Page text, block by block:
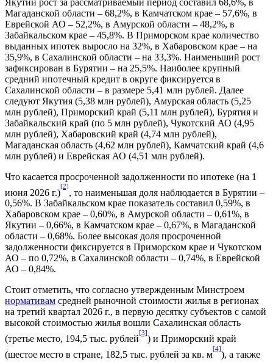
Магаданской области – 68,2%, в Камчатском крае – 57,6%, в
Еврейской АО – 52,2%, в Амурской области – 48,2%, в
Забайкальском крае – 45,8%. В Приморском крае количество
выданных ипотек выросло на 32%, в Хабаровском крае – на
35,9%, в Сахалинской области – на 33,3%. Наименьший рост
зафиксирован в Бурятии – на 25,5%. Наиболее крупный
средний ипотечный кредит в округе фиксируется в
Сахалинской области – в размере 5,41 млн рублей. Далее
следуют Якутия (5,38 млн рублей), Амурская область (5,25
млн рублей), Приморский край (5,11 млн рублей), Бурятия и
Забайкальский край (по 5 млн рублей), Чукотский АО (4,95
млн рублей), Хабаровский край (4,74 млн рублей),
Магаданская область (4,62 млн рублей), Камчатский край (4,6
млн рублей) и Еврейская АО (4,51 млн рублей).
Что касается просроченной задолженности по ипотеке (на 1
июня 2026 г.)
[2]
, то наименьшая доля наблюдается в Бурятии –
0,56%. В Забайкальском крае показатель составил 0,59%, в
Хабаровском крае – 0,60%, в Амурской области – 0,61%, в
Якутии – 0,66%, в Камчатском крае – 0,67%, в Магаданской
области – 0,68%. Более высокая доля просроченной
задолженности фиксируется в Приморском крае и Чукотском
АО – по 0,72%, в Сахалинской области – 0,74%, в Еврейской
АО – 0,84%.
Стоит отметить, что согласно утвержденным Минстроем
нормативам средней рыночной стоимости жилья в регионах
на третий квартал 2026 г., в первую десятку субъектов с самой
высокой стоимостью жилья вошли Сахалинская область
(третье место, 194,5 тыс. рублей
[3]
) и Приморский край
(шестое место в стране, 182,5 тыс. рублей за кв. м
[4]
), а также